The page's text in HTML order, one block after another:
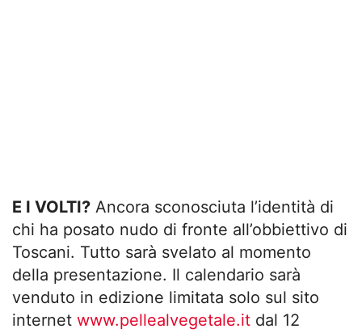
E I VOLTI? Ancora sconosciuta l’identità di
chi ha posato nudo di fronte all’obbiettivo di
Toscani. Tutto sarà svelato al momento
della presentazione. Il calendario sarà
venduto in edizione limitata solo sul sito
internet www.pellealvegetale.it dal 12